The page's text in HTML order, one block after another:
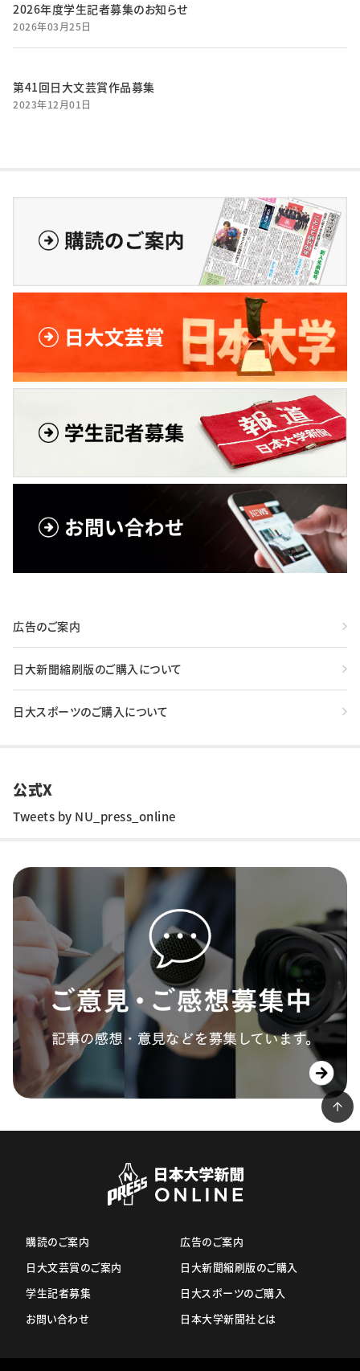
2026年度学生記者募集のお知らせ
2026年03月25日
第41回日大文芸賞作品募集
2023年12月01日
広告のご案内
日大新聞縮刷版のご購入について
日大スポーツのご購入について
公式X
Tweets by NU_press_online
購読のご案内
日大文芸賞のご案内
学生記者募集
お問い合わせ
広告のご案内
日大新聞縮刷版のご購入
日大スポーツのご購入
日本大学新聞社とは